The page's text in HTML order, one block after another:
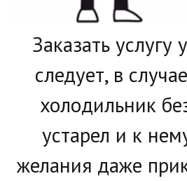
Заказать услугу
следует, в
холодильник
устарел и к
желания даже